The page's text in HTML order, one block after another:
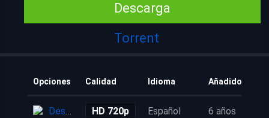
Descarga
Torrent
Opciones Calidad Idioma Añadido
Descarga HD 720p Español 6 años